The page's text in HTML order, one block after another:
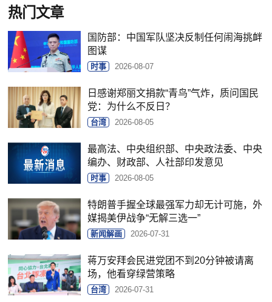
热门文章
国防部：中国军队坚决反制任何闹海挑衅
图谋
时事 2026-08-07
日感谢郑丽文捐款“青鸟”气炸，质问国民
党：为什么不反日？
台湾 2026-08-05
最高法、中央组织部、中央政法委、中央
编办、财政部、人社部印发意见
时事 2026-08-05
特朗普手握全球最强军力却无计可施，外
媒揭美伊战争“无解三选一”
新闻解画 2026-07-31
蒋万安拜会民进党团不到20分钟被请离
场，他看穿绿营策略
台湾 2026-07-31